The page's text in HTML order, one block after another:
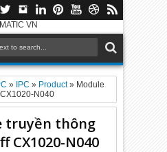
» IPC » Product» Module
N040
truyền thông
CX1020-N040